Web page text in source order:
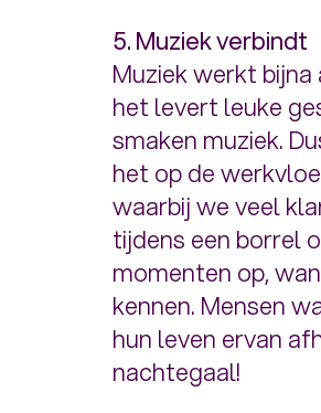
5. Muziek verbindt
Muziek werkt
het levert leuke
smaken muziek.
het op de
waarbij we veel
tijdens een borrel
momenten op,
kennen. Mensen
hun leven ervan
nachtegaal!